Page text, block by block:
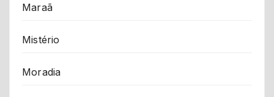
Maraã
Mistério
Moradia